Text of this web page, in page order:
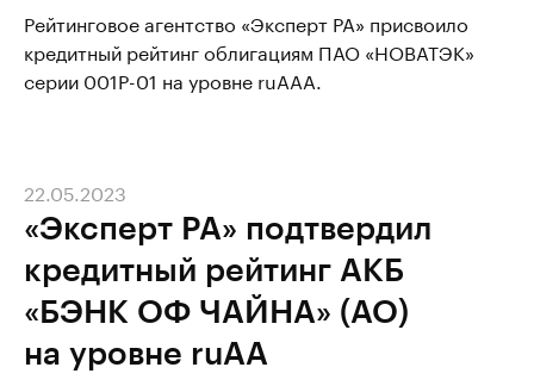
Рейтинговое агентство «Эксперт РА» присвоило
кредитный рейтинг облигациям ПАО «НОВАТЭК»
серии 001Р-01 на уровне ruAАА.
«Эксперт РА» подтвердил
кредитный рейтинг АКБ
«БЭНК ОФ ЧАЙНА» (АО)
на уровне ruAA
22.05.2023